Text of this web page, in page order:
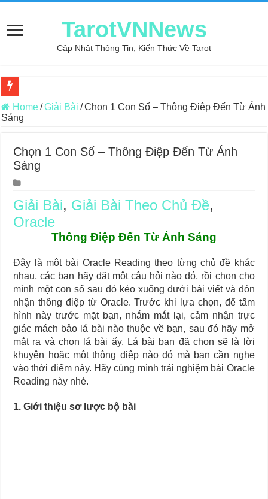
TarotVNNews
Cập Nhật Thông Tin, Kiến Thức Về Tarot
Review may áo thun tại xưởng may Dony
Top 5 Cuốn Sách Hướng Dẫn Đọc Bài Tarot Bằng Tiếng Việt
Konxari Cards – Trải Nghiệm Kết Nối Với Thế Giới Tâm Linh
Querent Tìm Đến Nhiều Tarot Reader Nhưng Không Thấy Thỏa
Journey Of Love Oracle – Lá Số 70: Heaven
Journey Of Love Oracle – Lá Số 69: Contemplation
Journey Of Love Oracle – Lá Số 68: Drop Into Your Heart
Journey Of Love Oracle – Lá Số 66: Coming Together
Journey Of Love Oracle – Lá Số 65: The Breaking
Home/Giải Bài /Chọn 1 Con Số – Thông Điệp Đến Từ Ánh
Sáng
Chọn 1 Con Số – Thông Điệp Đến Từ Ánh
Sáng
Giải Bài, Giải Bài Theo Chủ Đề,
Oracle
Thông Điệp Đến Từ Ánh Sáng
Đây là một bài Oracle Reading theo từng chủ đề khác
nhau, các bạn hãy đặt một câu hỏi nào đó, rồi chọn cho
mình một con số sau đó kéo xuống dưới bài viết và đón
nhận thông điệp từ Oracle. Trước khi lựa chọn, để tấm
hình này trước mặt bạn, nhắm mắt lại, cảm nhận trực
giác mách bảo lá bài nào thuộc về bạn, sau đó hãy mở
mắt ra và chọn lá bài ấy. Lá bài bạn đã chọn sẽ là lời
khuyên hoặc một thông điệp nào đó mà bạn cần nghe
vào thời điểm này. Hãy cùng mình trải nghiệm bài Oracle
Reading này nhé.
1. Giới thiệu sơ lược bộ bài